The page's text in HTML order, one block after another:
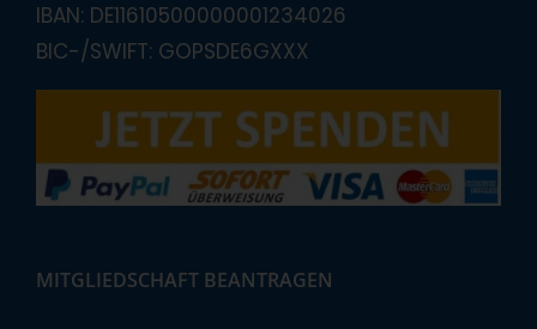
IBAN: DE11610500000001234026
BIC-/SWIFT: GOPSDE6GXXX
MITGLIEDSCHAFT BEANTRAGEN